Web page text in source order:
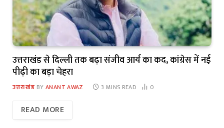
उत्तराखंड से दिल्ली तक बढ़ा संजीव आर्य का कद, कांग्रेस में नई
पीढ़ी का बड़ा चेहरा
उत्तराखंड BY ANANT AWAZ 3 MINS READ 0
READ MORE